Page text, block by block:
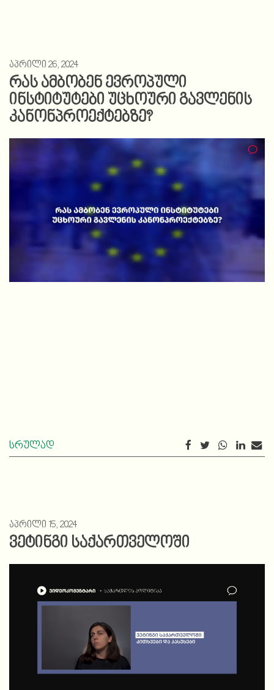
აპრილი 26, 2024
რას ამბობენ ევროპული
ინსტიტუტები უცხოური გავლენის
კანონპროექტებზე?
სრულად
აპრილი 15, 2024
ვეტინგი საქართველოში